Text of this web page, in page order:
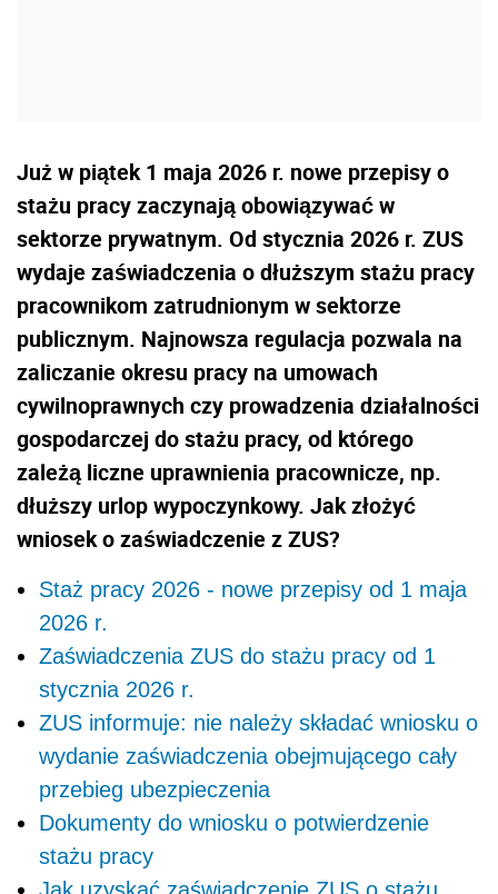
Już w piątek 1 maja 2026 r. nowe przepisy o
stażu pracy zaczynają obowiązywać w
sektorze prywatnym. Od stycznia 2026 r. ZUS
wydaje zaświadczenia o dłuższym stażu pracy
pracownikom zatrudnionym w sektorze
publicznym. Najnowsza regulacja pozwala na
zaliczanie okresu pracy na umowach
cywilnoprawnych czy prowadzenia działalności
gospodarczej do stażu pracy, od którego
zależą liczne uprawnienia pracownicze, np.
dłuższy urlop wypoczynkowy. Jak złożyć
wniosek o zaświadczenie z ZUS?
Staż pracy 2026 - nowe przepisy od 1 maja
2026 r.
Zaświadczenia ZUS do stażu pracy od 1
stycznia 2026 r.
ZUS informuje: nie należy składać wniosku o
wydanie zaświadczenia obejmującego cały
przebieg ubezpieczenia
Dokumenty do wniosku o potwierdzenie
stażu pracy